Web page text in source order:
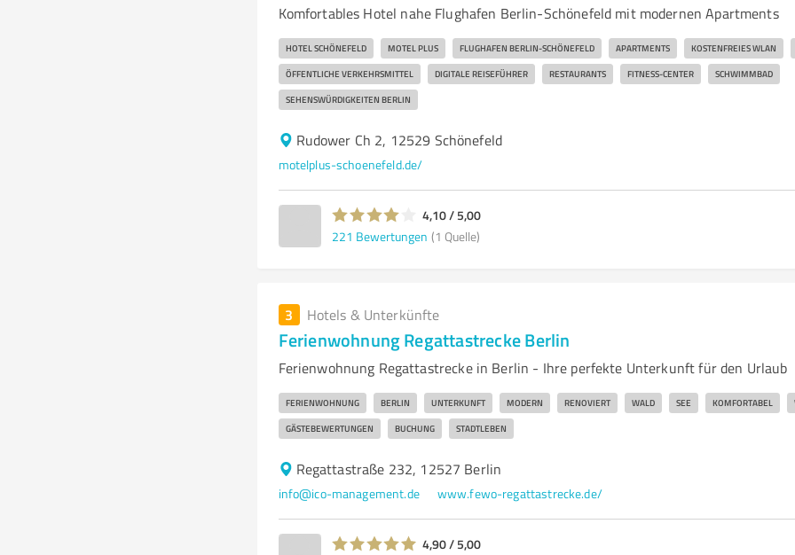
Komfortables Hotel nahe Flughafen Berlin-Schönefeld mit modernen Apartments
HOTEL SCHÖNEFELD MOTEL PLUS FLUGHAFEN BERLIN-SCHÖNEFELD APARTMENTS KOSTENFREIES WLAN
ÖFFENTLICHE VERKEHRSMITTEL DIGITALE REISEFÜHRER RESTAURANTS FITNESS-CENTER SCHWIMMBAD
SEHENSWÜRDIGKEITEN BERLIN
Rudower Ch 2, 12529 Schönefeld
motelplus-schoenefeld.de/
4,10 / 5,00
221 Bewertungen (1 Quelle)
3 Hotels & Unterkünfte
Ferienwohnung Regattastrecke Berlin
Ferienwohnung Regattastrecke in Berlin - Ihre perfekte Unterkunft für den Urlaub
FERIENWOHNUNG BERLIN UNTERKUNFT MODERN RENOVIERT WALD SEE KOMFORTABEL
GÄSTEBEWERTUNGEN BUCHUNG STADTLEBEN
Regattastraße 232, 12527 Berlin
info@ico-management.de www.fewo-regattastrecke.de/
4,90 / 5,00